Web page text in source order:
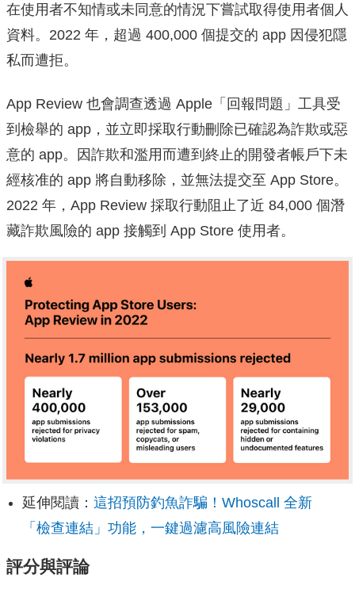
在使用者不知情或未同意的情況下嘗試取得使用者個人
資料。2022 年，超過 400,000 個提交的 app 因侵犯隱
私而遭拒。
App Review 也會調查透過 Apple「回報問題」工具受
到檢舉的 app，並立即採取行動刪除已確認為詐欺或惡
意的 app。因詐欺和濫用而遭到終止的開發者帳戶下未
經核准的 app 將自動移除，並無法提交至 App Store。
2022 年，App Review 採取行動阻止了近 84,000 個潛
藏詐欺風險的 app 接觸到 App Store 使用者。
延伸閱讀： 這招預防釣魚詐騙！Whoscall 全新
「檢查連結」功能，一鍵過濾高風險連結
評分與評論